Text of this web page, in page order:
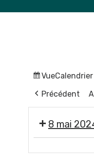
VueCalendrier
Précédent
8 mai